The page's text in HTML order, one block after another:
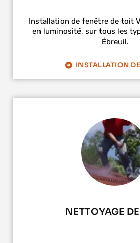
Installation de fenêtre de toit
en luminosité, sur tous les
Ébreuil.
INSTALLATION
NETTOYAGE